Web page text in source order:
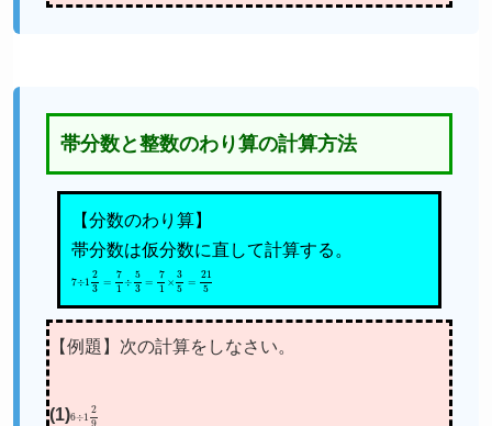
帯分数と整数のわり算の計算方法
【分数のわり算】
帯分数は仮分数に直して計算する。
7 1 23 1 3 1× 5= 5
【例題】次の計算をしなさい。
(1)6 1 29